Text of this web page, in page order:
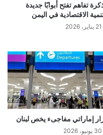
تفاهم تفتح أبوابًا جديدة
الاقتصادية في اليمن
21 يناير، 2026
إماراتي مفاجىء يخص لبنان
30 يونيو، 2026